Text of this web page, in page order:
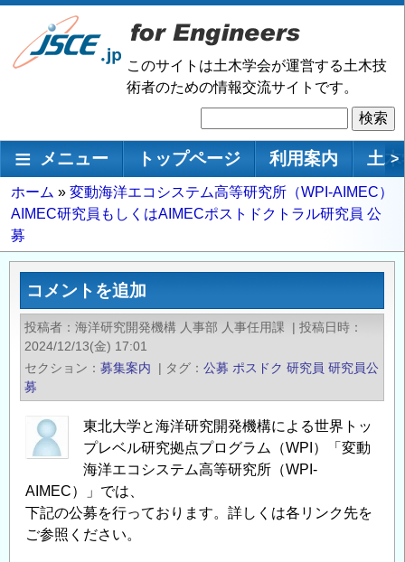
メ
ン
動
このサイトは土木学会が運営する土木技
術者のための情報交流サイトです。
索
メインナビゲーション
メニュー トップページ 利用案内 土 >
パ
ン
く
ず
ホーム
変動海洋エコシステム高等研究所（WPI-AIMEC）
AIMEC研究員もしくはAIMECポストドクトラル研究員 公
募
コメントを追加
投稿者 海洋研究開発機構 人事部 人事任用課 | 投稿日時
2024/12/13(金) 17:01
セクション
募集案内 | タグ 公募 ポスドク 研究員 研究員公
募
東北大学と海洋研究開発機構による世界トッ
プレベル研究拠点プログラム（WPI）「変動
海洋エコシステム高等研究所（WPI-
AIMEC）」では、
下記の公募を行っております。詳しくは各リンク先を
ご参照ください。